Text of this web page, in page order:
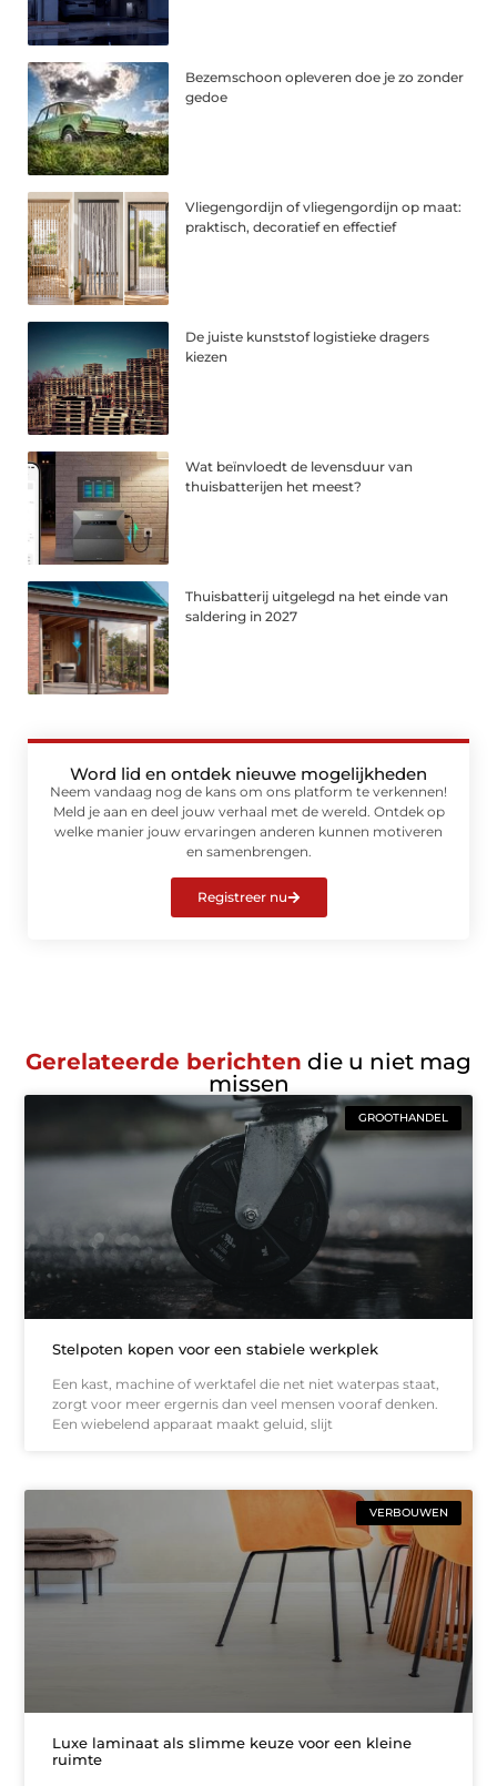
Bezemschoon opleveren doe je zo zonder
gedoe
Vliegengordijn of vliegengordijn op maat:
praktisch, decoratief en effectief
De juiste kunststof logistieke dragers
kiezen
Wat beïnvloedt de levensduur van
thuisbatterijen het meest?
Thuisbatterij uitgelegd na het einde van
saldering in 2027
Word lid en ontdek nieuwe mogelijkheden
Neem vandaag nog de kans om ons platform te verkennen!
Meld je aan en deel jouw verhaal met de wereld. Ontdek op
welke manier jouw ervaringen anderen kunnen motiveren
en samenbrengen.
Registreer nu
Gerelateerde berichten die u niet mag
missen
GROOTHANDEL
Stelpoten kopen voor een stabiele werkplek
Een kast, machine of werktafel die net niet waterpas staat,
zorgt voor meer ergernis dan veel mensen vooraf denken.
Een wiebelend apparaat maakt geluid, slijt
VERBOUWEN
Luxe laminaat als slimme keuze voor een kleine
ruimte